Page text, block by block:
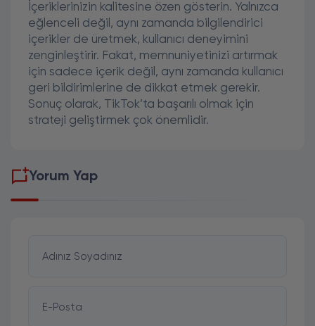
İçeriklerinizin kalitesine özen gösterin. Yalnızca
eğlenceli değil, aynı zamanda bilgilendirici
içerikler de üretmek, kullanıcı deneyimini
zenginleştirir. Fakat, memnuniyetinizi artırmak
için sadece içerik değil, aynı zamanda kullanıcı
geri bildirimlerine de dikkat etmek gerekir.
Sonuç olarak, TikTok’ta başarılı olmak için
strateji geliştirmek çok önemlidir.
Yorum Yap
Adınız Soyadınız
E-Posta